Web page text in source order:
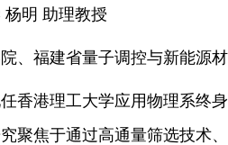
杨明 助理教授
、福建省量子调控与新能源
香港理工大学应用物理系终
聚焦于通过高通量筛选技术